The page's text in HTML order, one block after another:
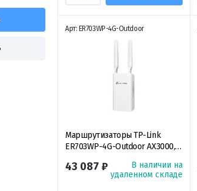
Арт: ER703WP-4G-Outdoor
Маршрутизаторы TP-Link
ER703WP-4G-Outdoor AX3000,
4G+Cat6 с 2 портами PoE+
43 087 ₽
В наличии на
удаленном складе